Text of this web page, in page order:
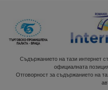
Съдържанието на тази интернет
официалната
Отговорност за съдържанието на